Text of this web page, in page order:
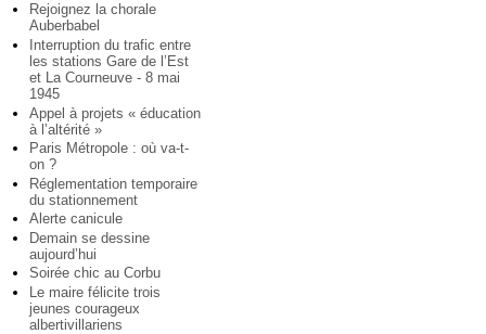
Rejoignez la chorale
Auberbabel
Interruption du trafic entre
les stations Gare de l’Est
et La Courneuve - 8 mai
1945
Appel à projets « éducation
à l’altérité »
Paris Métropole : où va-t-
on ?
Réglementation temporaire
du stationnement
Alerte canicule
Demain se dessine
aujourd’hui
Soirée chic au Corbu
Le maire félicite trois
jeunes courageux
albertivillariens